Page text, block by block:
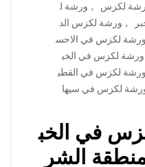
لكزس , ورشة ل
, ورشة لكزس الد
ورشة لكزس في الاحس
ورشة لكزس في الخب
ورشة لكزس في القطي
لكزس في سيها
في الخب
الشر